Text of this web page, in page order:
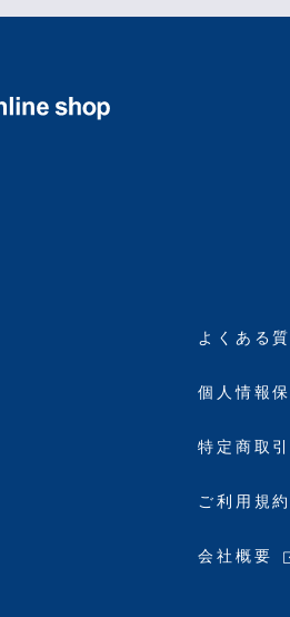
よくある質
個人情報
特定商取
ご利用規約
会社概要